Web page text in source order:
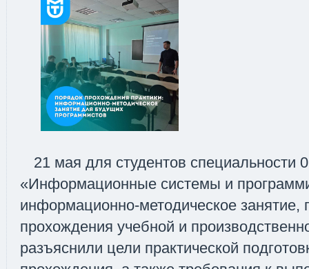
21 мая для студентов специальности
«Информационные системы и
информационно-методическое занятие,
прохождения учебной и
разъяснили цели практической